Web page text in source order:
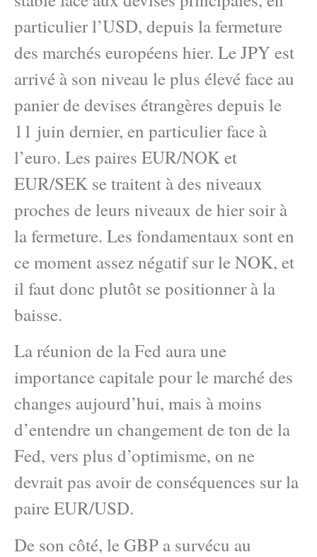
particulier l’USD, depuis la fermeture
des marchés européens hier. Le JPY est
arrivé à son niveau le plus élevé face au
panier de devises étrangères depuis le
11 juin dernier, en particulier face à
l’euro. Les paires EUR/NOK et
EUR/SEK se traitent à des niveaux
proches de leurs niveaux de hier soir à
la fermeture. Les fondamentaux sont en
ce moment assez négatif sur le NOK, et
il faut donc plutôt se positionner à la
baisse.
La réunion de la Fed aura une
importance capitale pour le marché des
changes aujourd’hui, mais à moins
d’entendre un changement de ton de la
Fed, vers plus d’optimisme, on ne
devrait pas avoir de conséquences sur la
paire EUR/USD.
De son côté, le GBP a survécu au